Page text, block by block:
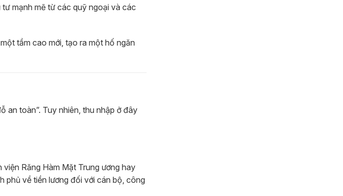
mạnh mẽ từ các quỹ ngoại và các
tầm cao mới, tạo ra một hố ngăn
an toàn”. Tuy nhiên, thu nhập ở đây
Răng Hàm Mặt Trung ương hay
phủ về tiền lương đối với cán bộ, công